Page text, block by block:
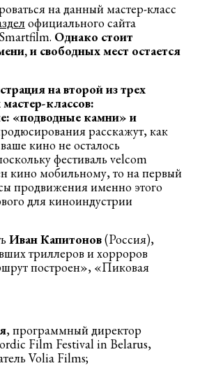
на данный мастер-класс
официального сайта
Однако стоит
и свободных мест остается
на второй из трех
классов:
«подводные камни» и
расскажут, как
кино не осталось
фестиваль velcom
кино мобильному, то на первый
продвижения именно этого
для киноиндустрии
Иван Капитонов(Россия),
триллеров и хорроров
построен», «Пиковая
, программный директор
Film Festival in Belarus,
Volia Films;